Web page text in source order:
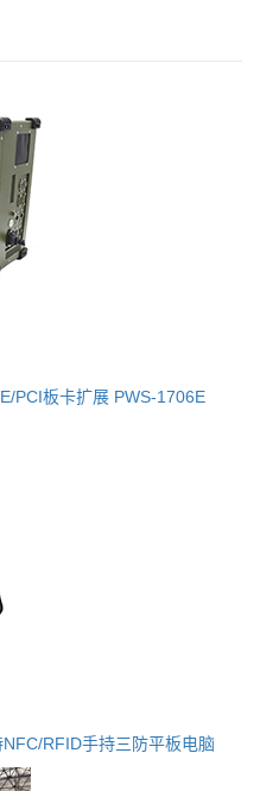
PCI板卡扩展 PWS-1706E
RFID手持三防平板电脑